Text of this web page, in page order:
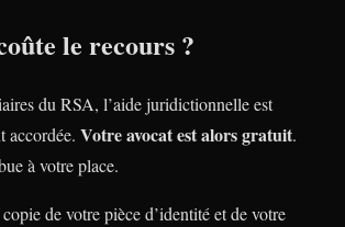
le recours ?
du RSA, l’aide juridictionnelle est
accordée. Votre avocat est alors gratuit.
à votre place.
de votre pièce d’identité et de votre